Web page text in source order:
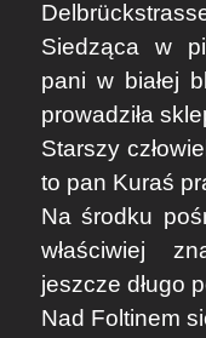
Siedząca w
pani w białej
prowadziła
Starszy
to pan Kuraś
Na środku
właściwiej
jeszcze długo
Nad Foltinem